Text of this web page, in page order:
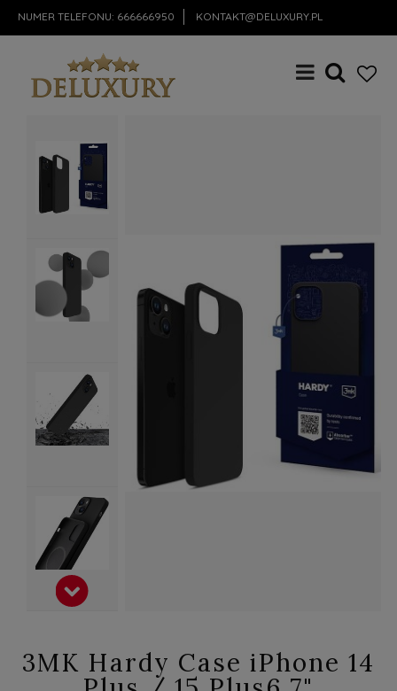
NUMER TELEFONU: 666666950 KONTAKT@DELUXURY.PL
3MK Hardy Case iPhone 14